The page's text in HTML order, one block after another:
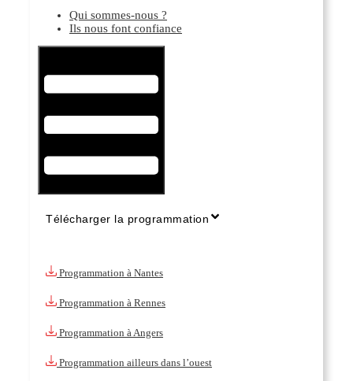
Qui sommes-nous ?
Ils nous font confiance
Télécharger la programmation
Programmation à Nantes
Programmation à Rennes
Programmation à Angers
Programmation ailleurs dans l’ouest